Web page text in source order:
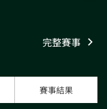
完整賽事
賽事結果